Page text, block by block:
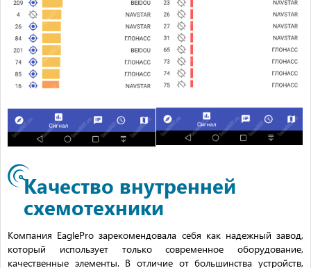
Качество внутренней
схемотехники
Компания EaglePro зарекомендовала себя как надежный завод,
который использует только современное оборудование,
качественные элементы. В отличие от большинства устройств,